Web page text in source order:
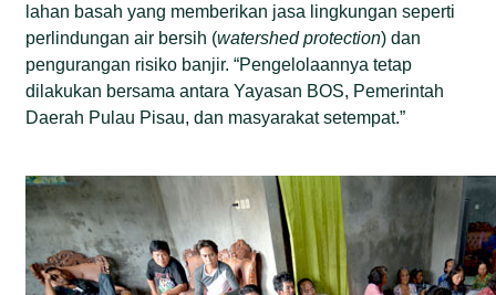
lahan basah yang memberikan jasa lingkungan seperti
perlindungan air bersih (watershed protection) dan
pengurangan risiko banjir. “Pengelolaannya tetap
dilakukan bersama antara Yayasan BOS, Pemerintah
Daerah Pulau Pisau, dan masyarakat setempat.”